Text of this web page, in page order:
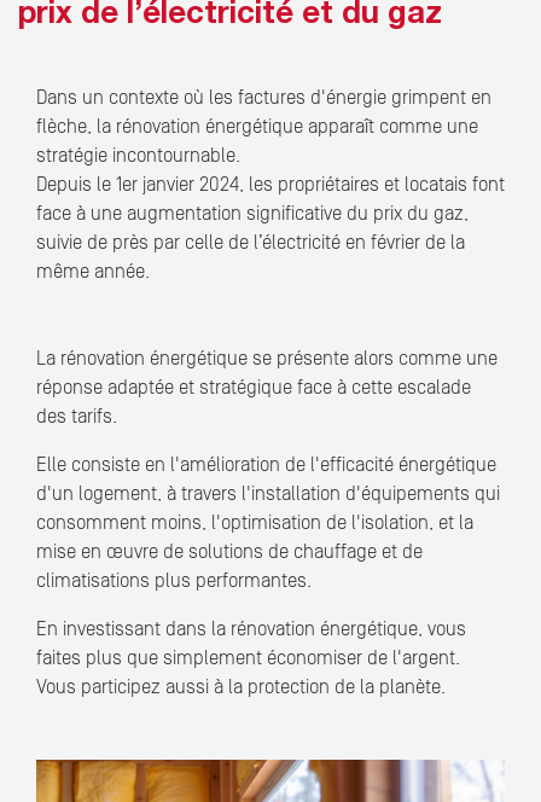
prix de l’électricité et du gaz
Dans un contexte où les factures d'énergie grimpent en
flèche, la rénovation énergétique apparaît comme une
stratégie incontournable.
Depuis le 1er janvier 2024, les propriétaires et locatais font
face à une augmentation significative du prix du gaz,
suivie de près par celle de l’électricité en février de la
même année.
La rénovation énergétique se présente alors comme une
réponse adaptée et stratégique face à cette escalade
des tarifs.
Elle consiste en l'amélioration de l'efficacité énergétique
d'un logement, à travers l'installation d'équipements qui
consomment moins, l'optimisation de l'isolation, et la
mise en œuvre de solutions de chauffage et de
climatisations plus performantes.
En investissant dans la rénovation énergétique, vous
faites plus que simplement économiser de l'argent.
Vous participez aussi à la protection de la planète.